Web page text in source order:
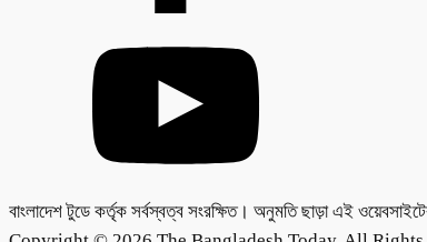
বাংলাদেশ টুডে কর্তৃক সর্বস্বত্ব সংরক্ষিত। অনুমতি ছাড়া এই